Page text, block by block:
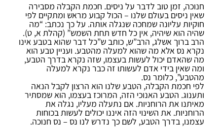
חנוכה, זמן טוב לדבר על ניסים. חכמת הקבלה מסבירה
שאין ניסים בעולם שלנו – הכול קבוע מראש ומתקיים לפי
חוקיות עליונה שמחכה שנגלה אותה. על כך נכתב: “מה
שהיה הוא שיהיה, אין כל חדש תחת השמש” (קהלת א, ט).
הרב ברוך אשלג, הרב”ש, כותב ש”כל דבר שהוא בטבע אינו
נקרא נס אלא מה שהוא למעלה מהטבע. ועניין טבע הוא
מה שהאדם יכול לעשות בעצמו, שזה נקרא בדרך הטבע,
ומה שאין בידי אדם לעשותו זה כבר נקרא למעלה
מהטבע”, כלומר נס.
לפי חכמת הקבלה, הטבע שלנו הוא הרצון לקבל הנאה
ותענוג. הטבע האנוכי הזה, המרוכז בעצמו, הוא שמסתיר
מאיתנו את הרוחניות. אם נתעלה מעליו, נגלה את
הרוחניות. את השינוי הזה איננו יכולים לעשות בכוחות
עצמנו, בדרך הטבע, לשם כך נדרש לנו נס – נס חנוכה.